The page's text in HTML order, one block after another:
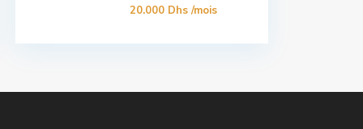
20.000 Dhs/mois